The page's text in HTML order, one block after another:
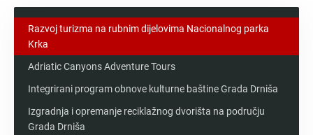
Razvoj turizma na rubnim dijelovima Nacionalnog parka
Krka
Adriatic Canyons Adventure Tours
Integrirani program obnove kulturne baštine Grada Drniša
Izgradnja i opremanje reciklažnog dvorišta na području
Grada Drniša